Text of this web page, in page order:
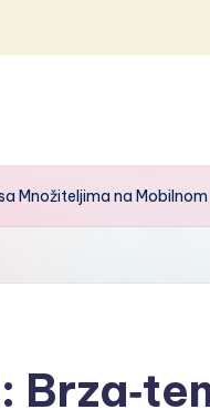
Množiteljima na Mobilnom